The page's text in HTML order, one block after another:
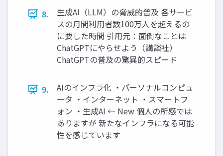
8.
生成AI（LLM）の脅威的普及 各サービ
スの月間利用者数100万人を超えるの
に要した時間 引用元：面倒なことは
ChatGPTにやらせよう（講談社）
ChatGPTの普及の驚異的スピード
9.
AIのインフラ化 ・パーソナルコンピュ
ータ ・インターネット ・スマートフ
ォン ・生成AI ← New 個人の所感では
ありますが 新たなインフラになる可能
性を感じています